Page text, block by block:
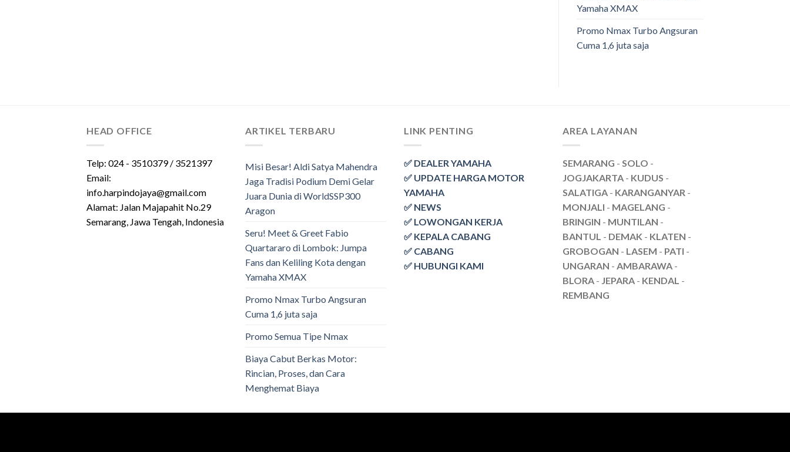
Yamaha XMAX
Promo Nmax Turbo Angsuran
Cuma 1,6 juta saja
HEAD OFFICE
Telp: 024 - 3510379 / 3521397
Email:
info.harpindojaya@gmail.com
Alamat: Jalan Majapahit No.29
Semarang, Jawa Tengah, Indonesia
ARTIKEL TERBARU
Misi Besar! Aldi Satya Mahendra
Jaga Tradisi Podium Demi Gelar
Juara Dunia di WorldSSP300
Aragon
Seru! Meet & Greet Fabio
Quartararo di Lombok: Jumpa
Fans dan Keliling Kota dengan
Yamaha XMAX
Promo Nmax Turbo Angsuran
Cuma 1,6 juta saja
Promo Semua Tipe Nmax
Biaya Cabut Berkas Motor:
Rincian, Proses, dan Cara
Menghemat Biaya
LINK PENTING
✅ DEALER YAMAHA
✅ UPDATE HARGA MOTOR
YAMAHA
✅ NEWS
✅ LOWONGAN KERJA
✅ KEPALA CABANG
✅ CABANG
✅ HUBUNGI KAMI
AREA LAYANAN
SEMARANG - SOLO -
JOGJAKARTA - KUDUS -
SALATIGA - KARANGANYAR -
MONJALI - MAGELANG -
BRINGIN - MUNTILAN -
BANTUL - DEMAK - KLATEN -
GROBOGAN - LASEM - PATI -
UNGARAN - AMBARAWA -
BLORA - JEPARA - KENDAL -
REMBANG